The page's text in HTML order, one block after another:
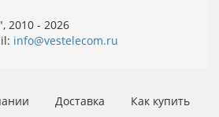
2010 - 2026
info@vestelecom.ru
Доставка Как купить